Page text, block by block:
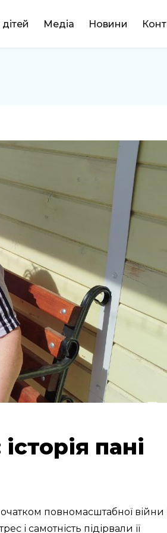
дітей Медіа Новини
DONATE
пані
повномасштабної війни
і самотність підірвали її